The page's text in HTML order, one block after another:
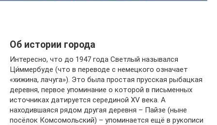
Об истории города
Интересно, что до 1947 года Светлый назывался
Ци́ммербуде (что в переводе с немецкого означает
«хижина, лачуга»). Это была простая прусская рыбацкая
деревня, первое упоминание о которой в письменных
источниках датируется серединой XV века. А
находившаяся рядом другая деревня – Пайзе (ныне
посёлок Комсомольский) – упоминается ещё в рукописи